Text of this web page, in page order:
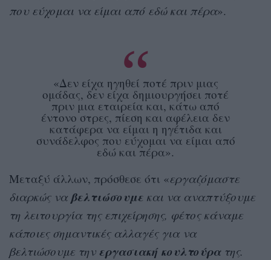
που εύχομαι να είμαι από εδώ και πέρα».
«Δεν είχα ηγηθεί ποτέ πριν μιας
ομάδας, δεν είχα δημιουργήσει ποτέ
πριν μια εταιρεία και, κάτω από
έντονο στρες, πίεση και αφέλεια δεν
κατάφερα να είμαι η ηγέτιδα και
συνάδελφος που εύχομαι να είμαι από
εδώ και πέρα».
Μεταξύ άλλων, πρόσθεσε ότι «εργαζόμαστε
διαρκώς να βελτιώσουμε και να αναπτύξουμε
τη λειτουργία της επιχείρησης, φέτος κάναμε
κάποιες σημαντικές αλλαγές για να
βελτιώσουμε την εργασιακή κουλτούρατης.